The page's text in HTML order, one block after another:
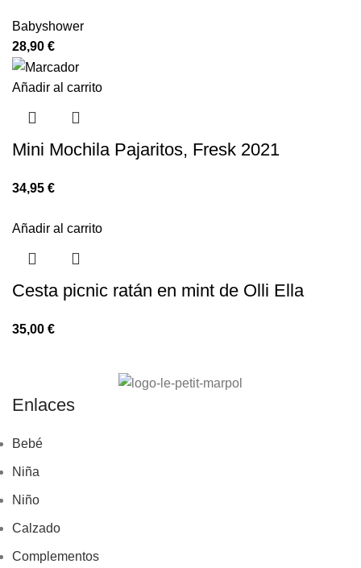
Babyshower
28,90 €
Añadir al carrito
Mini Mochila Pajaritos, Fresk 2021
34,95 €
Añadir al carrito
Cesta picnic ratán en mint de Olli Ella
35,00 €
Enlaces
Bebé
Niña
Niño
Calzado
Complementos